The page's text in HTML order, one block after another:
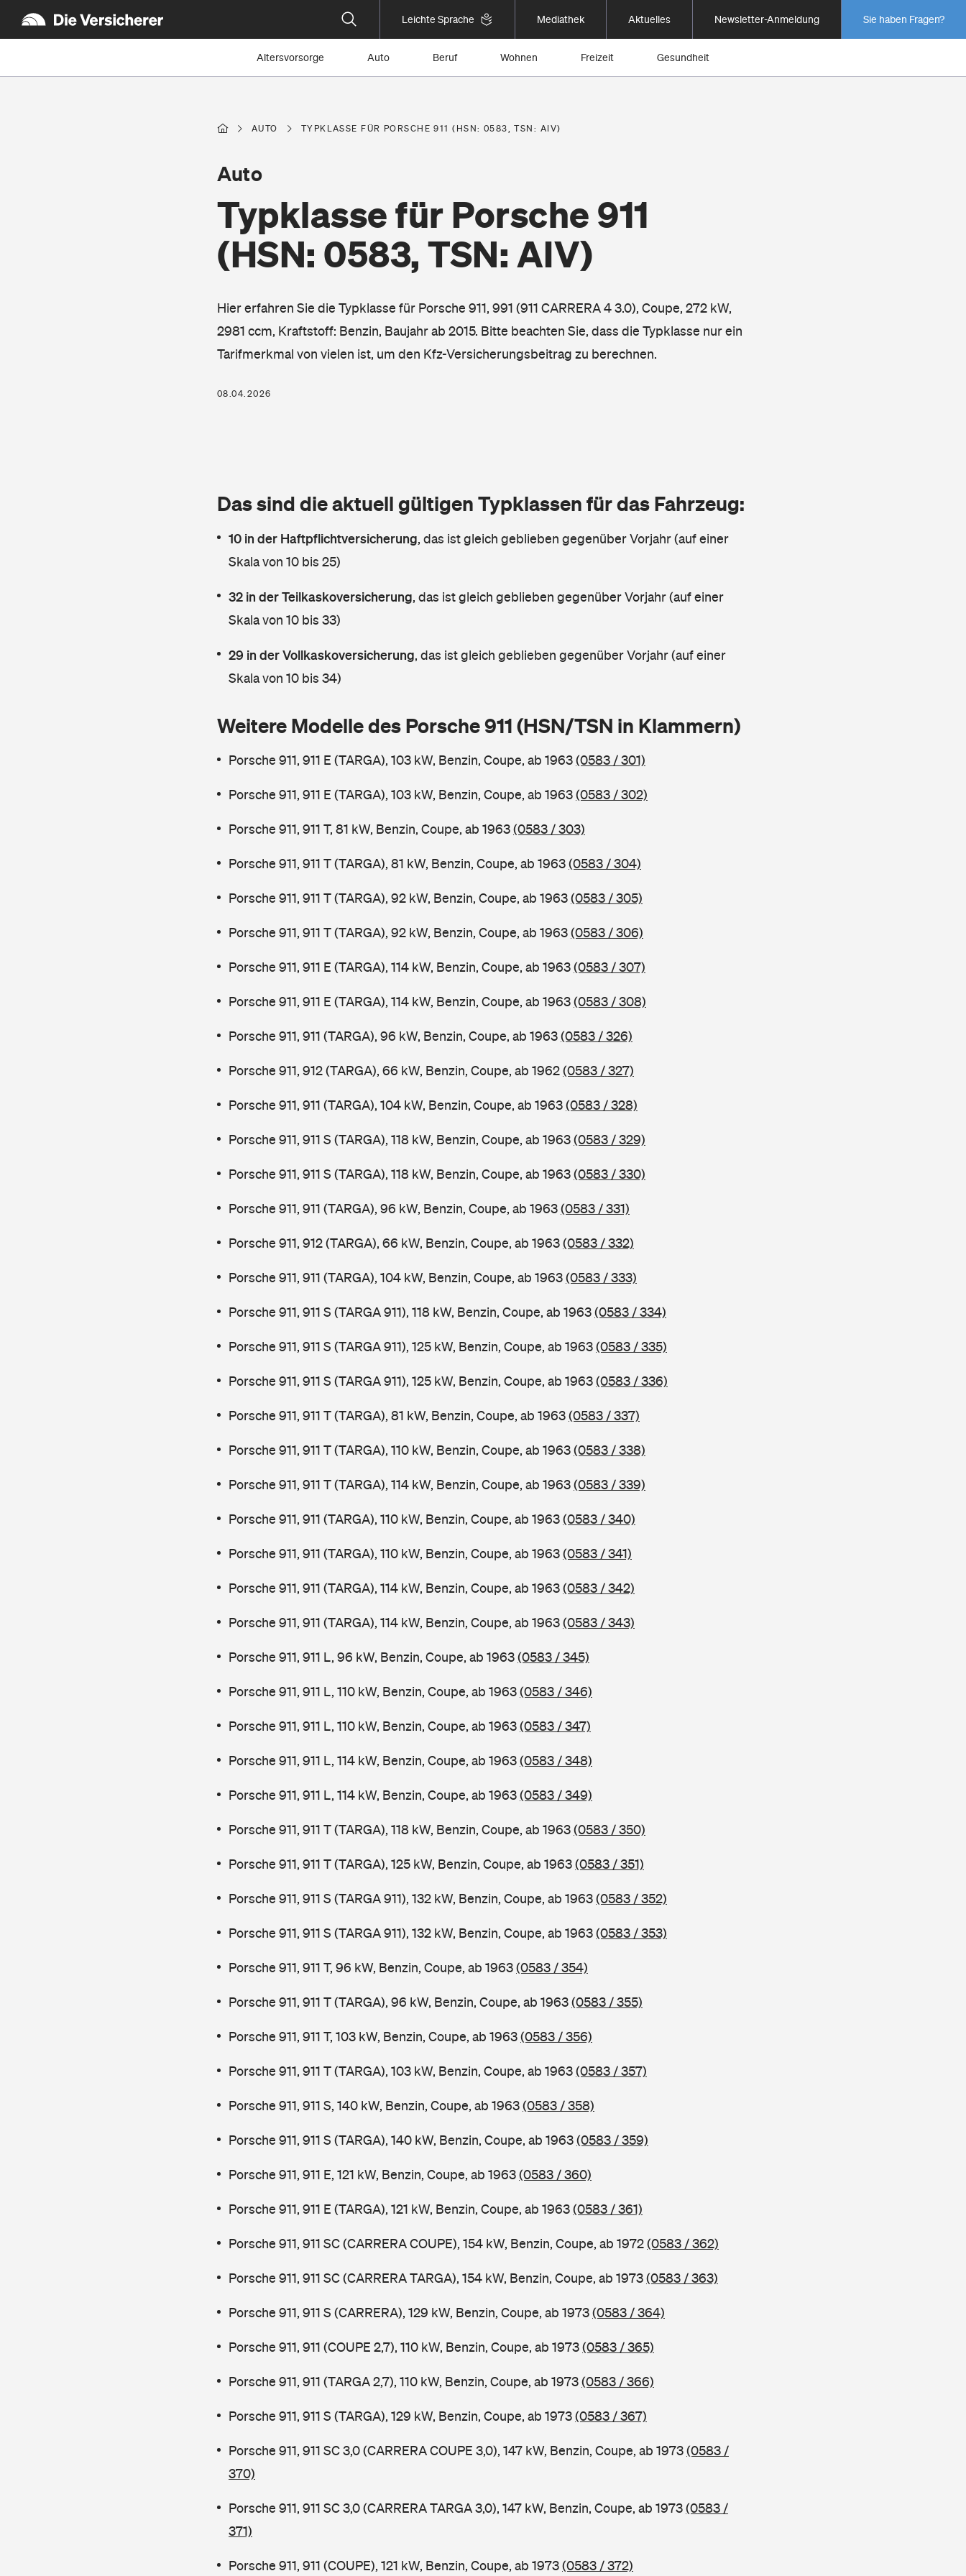
Leichte Sprache Mediathek Aktuelles Newsletter-Anmeldung Sie haben Fragen?
Altersvorsorge Auto Beruf Wohnen Freizeit Gesundheit
AUTO TYPKLASSE FÜR PORSCHE 911 (HSN: 0583, TSN: AIV)
Typklasse für Porsche 911
(HSN: 0583, TSN: AIV)
Auto
Hier erfahren Sie die Typklasse für Porsche 911, 991 (911 CARRERA 4 3.0), Coupe, 272 kW,
2981 ccm, Kraftstoff: Benzin, Baujahr ab 2015. Bitte beachten Sie, dass die Typklasse nur ein
Tarifmerkmal von vielen ist, um den Kfz-Versicherungsbeitrag zu berechnen.
08.04.2026
Das sind die aktuell gültigen Typklassen für das Fahrzeug:
10 in der Haftpflichtversicherung, das ist gleich geblieben gegenüber Vorjahr (auf einer
Skala von 10 bis 25)
32 in der Teilkaskoversicherung, das ist gleich geblieben gegenüber Vorjahr (auf einer
Skala von 10 bis 33)
29 in der Vollkaskoversicherung, das ist gleich geblieben gegenüber Vorjahr (auf einer
Skala von 10 bis 34)
Weitere Modelle des Porsche 911 (HSN/TSN in Klammern)
Porsche 911, 911 E (TARGA), 103 kW, Benzin, Coupe, ab 1963(0583 / 301)
Porsche 911, 911 E (TARGA), 103 kW, Benzin, Coupe, ab 1963(0583 / 302)
Porsche 911, 911 T, 81 kW, Benzin, Coupe, ab 1963(0583 / 303)
Porsche 911, 911 T (TARGA), 81 kW, Benzin, Coupe, ab 1963(0583 / 304)
Porsche 911, 911 T (TARGA), 92 kW, Benzin, Coupe, ab 1963(0583 / 305)
Porsche 911, 911 T (TARGA), 92 kW, Benzin, Coupe, ab 1963(0583 / 306)
Porsche 911, 911 E (TARGA), 114 kW, Benzin, Coupe, ab 1963(0583 / 307)
Porsche 911, 911 E (TARGA), 114 kW, Benzin, Coupe, ab 1963(0583 / 308)
Porsche 911, 911 (TARGA), 96 kW, Benzin, Coupe, ab 1963(0583 / 326)
Porsche 911, 912 (TARGA), 66 kW, Benzin, Coupe, ab 1962(0583 / 327)
Porsche 911, 911 (TARGA), 104 kW, Benzin, Coupe, ab 1963(0583 / 328)
Porsche 911, 911 S (TARGA), 118 kW, Benzin, Coupe, ab 1963(0583 / 329)
Porsche 911, 911 S (TARGA), 118 kW, Benzin, Coupe, ab 1963(0583 / 330)
Porsche 911, 911 (TARGA), 96 kW, Benzin, Coupe, ab 1963(0583 / 331)
Porsche 911, 912 (TARGA), 66 kW, Benzin, Coupe, ab 1963(0583 / 332)
Porsche 911, 911 (TARGA), 104 kW, Benzin, Coupe, ab 1963(0583 / 333)
Porsche 911, 911 S (TARGA 911), 118 kW, Benzin, Coupe, ab 1963(0583 / 334)
Porsche 911, 911 S (TARGA 911), 125 kW, Benzin, Coupe, ab 1963(0583 / 335)
Porsche 911, 911 S (TARGA 911), 125 kW, Benzin, Coupe, ab 1963(0583 / 336)
Porsche 911, 911 T (TARGA), 81 kW, Benzin, Coupe, ab 1963(0583 / 337)
Porsche 911, 911 T (TARGA), 110 kW, Benzin, Coupe, ab 1963(0583 / 338)
Porsche 911, 911 T (TARGA), 114 kW, Benzin, Coupe, ab 1963(0583 / 339)
Porsche 911, 911 (TARGA), 110 kW, Benzin, Coupe, ab 1963(0583 / 340)
Porsche 911, 911 (TARGA), 110 kW, Benzin, Coupe, ab 1963(0583 / 341)
Porsche 911, 911 (TARGA), 114 kW, Benzin, Coupe, ab 1963(0583 / 342)
Porsche 911, 911 (TARGA), 114 kW, Benzin, Coupe, ab 1963(0583 / 343)
Porsche 911, 911 L, 96 kW, Benzin, Coupe, ab 1963(0583 / 345)
Porsche 911, 911 L, 110 kW, Benzin, Coupe, ab 1963(0583 / 346)
Porsche 911, 911 L, 110 kW, Benzin, Coupe, ab 1963(0583 / 347)
Porsche 911, 911 L, 114 kW, Benzin, Coupe, ab 1963(0583 / 348)
Porsche 911, 911 L, 114 kW, Benzin, Coupe, ab 1963(0583 / 349)
Porsche 911, 911 T (TARGA), 118 kW, Benzin, Coupe, ab 1963(0583 / 350)
Porsche 911, 911 T (TARGA), 125 kW, Benzin, Coupe, ab 1963(0583 / 351)
Porsche 911, 911 S (TARGA 911), 132 kW, Benzin, Coupe, ab 1963(0583 / 352)
Porsche 911, 911 S (TARGA 911), 132 kW, Benzin, Coupe, ab 1963(0583 / 353)
Porsche 911, 911 T, 96 kW, Benzin, Coupe, ab 1963(0583 / 354)
Porsche 911, 911 T (TARGA), 96 kW, Benzin, Coupe, ab 1963(0583 / 355)
Porsche 911, 911 T, 103 kW, Benzin, Coupe, ab 1963(0583 / 356)
Porsche 911, 911 T (TARGA), 103 kW, Benzin, Coupe, ab 1963(0583 / 357)
Porsche 911, 911 S, 140 kW, Benzin, Coupe, ab 1963(0583 / 358)
Porsche 911, 911 S (TARGA), 140 kW, Benzin, Coupe, ab 1963(0583 / 359)
Porsche 911, 911 E, 121 kW, Benzin, Coupe, ab 1963(0583 / 360)
Porsche 911, 911 E (TARGA), 121 kW, Benzin, Coupe, ab 1963(0583 / 361)
Porsche 911, 911 SC (CARRERA COUPE), 154 kW, Benzin, Coupe, ab 1972(0583 / 362)
Porsche 911, 911 SC (CARRERA TARGA), 154 kW, Benzin, Coupe, ab 1973(0583 / 363)
Porsche 911, 911 S (CARRERA), 129 kW, Benzin, Coupe, ab 1973(0583 / 364)
Porsche 911, 911 (COUPE 2,7), 110 kW, Benzin, Coupe, ab 1973(0583 / 365)
Porsche 911, 911 (TARGA 2,7), 110 kW, Benzin, Coupe, ab 1973(0583 / 366)
Porsche 911, 911 S (TARGA), 129 kW, Benzin, Coupe, ab 1973(0583 / 367)
Porsche 911, 911 SC 3,0 (CARRERA COUPE 3,0), 147 kW, Benzin, Coupe, ab 1973(0583 /
370)
Porsche 911, 911 SC 3,0 (CARRERA TARGA 3,0), 147 kW, Benzin, Coupe, ab 1973(0583 /
371)
Porsche 911, 911 (COUPE), 121 kW, Benzin, Coupe, ab 1973(0583 / 372)